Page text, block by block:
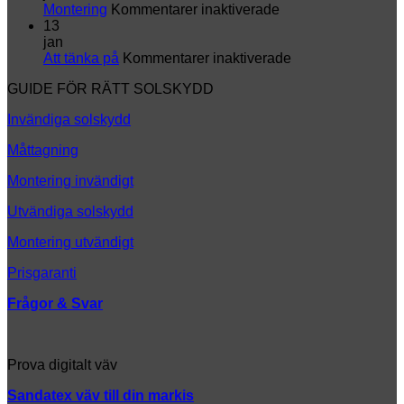
markis
ny
Montering Kommentarer inaktiverade
13
jan
Att tänka på Kommentarer inaktiverade
GUIDE FÖR RÄTT SOLSKYDD
Invändiga solskydd
Måttagning
Montering invändigt
Utvändiga solskydd
Montering utvändigt
Prisgaranti
Frågor & Svar
Prova digitalt väv
Sandatex väv till din markis